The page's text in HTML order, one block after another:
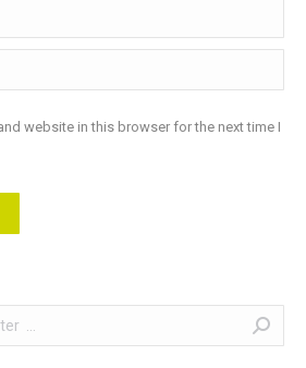
website in this browser for the next time I